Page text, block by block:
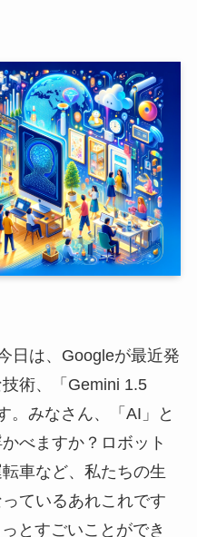
日は、Googleが最近発
術、「Gemini 1.5
。みなさん、「AI」と
べますか？ロボット
車など、私たちの生
ているあれこれです
とすごいことができ